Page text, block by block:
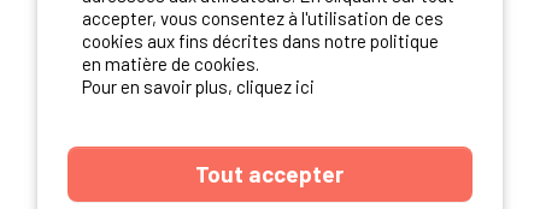
NOS PARTENAIRES
accepter, vous consentez à l'utilisation de ces
cookies aux fins décrites dans notre politique
en matière de cookies.
Pour en savoir plus, cliquez ici
Tout accepter